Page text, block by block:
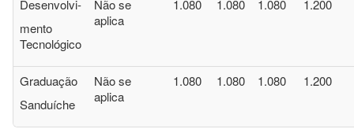
Desenvolvi-
mento
Tecnológico
Não se
aplica
1.080 1.080 1.080 1.200
Graduação
Sanduíche
Não se
aplica
1.080 1.080 1.080 1.200